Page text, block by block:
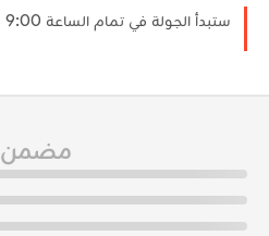
ستبدأ الجولة في تمام الساعة 9:00 صباحًا.
مضمن